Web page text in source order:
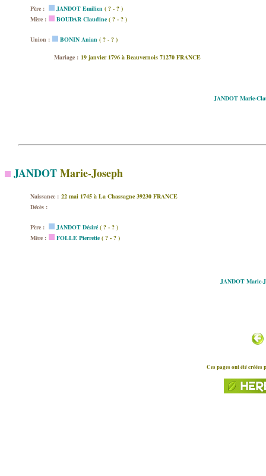
Père : JANDOT Emilien ( ? - ? )
Mère :
BOUDAR Claudine ( ? - ? )
Union : BONIN Anian ( ? - ? )
Mariage : 19 janvier 1796 à Beauvernois 71270 FRANCE
JANDOT Marie-
JANDOTMarie-Joseph
Naissance : 22 mai 1745 à La Chassagne 39230 FRANCE
Décès :
Père : JANDOT Désiré ( ? - ? )
Mère :
FOLLE Pierrette ( ? - ? )
JANDOT Marie-
Ces pages ont été créées